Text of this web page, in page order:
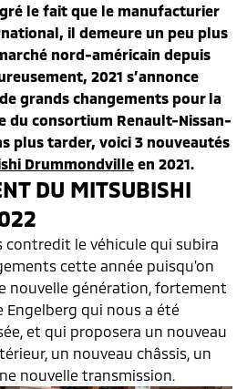
le fait que le manufacturier
il demeure un peu plus
nord-américain depuis
2021 s’annonce
grands changements pour la
du consortium Renault-Nissan-
plus tarder, voici 3 nouveautés
Drummondville en 2021.
DU MITSUBISHI
contredit le véhicule qui subira
cette année puisqu’on
nouvelle génération, fortement
qui nous a été
et qui proposera un nouveau
un nouveau châssis, un
nouvelle transmission.